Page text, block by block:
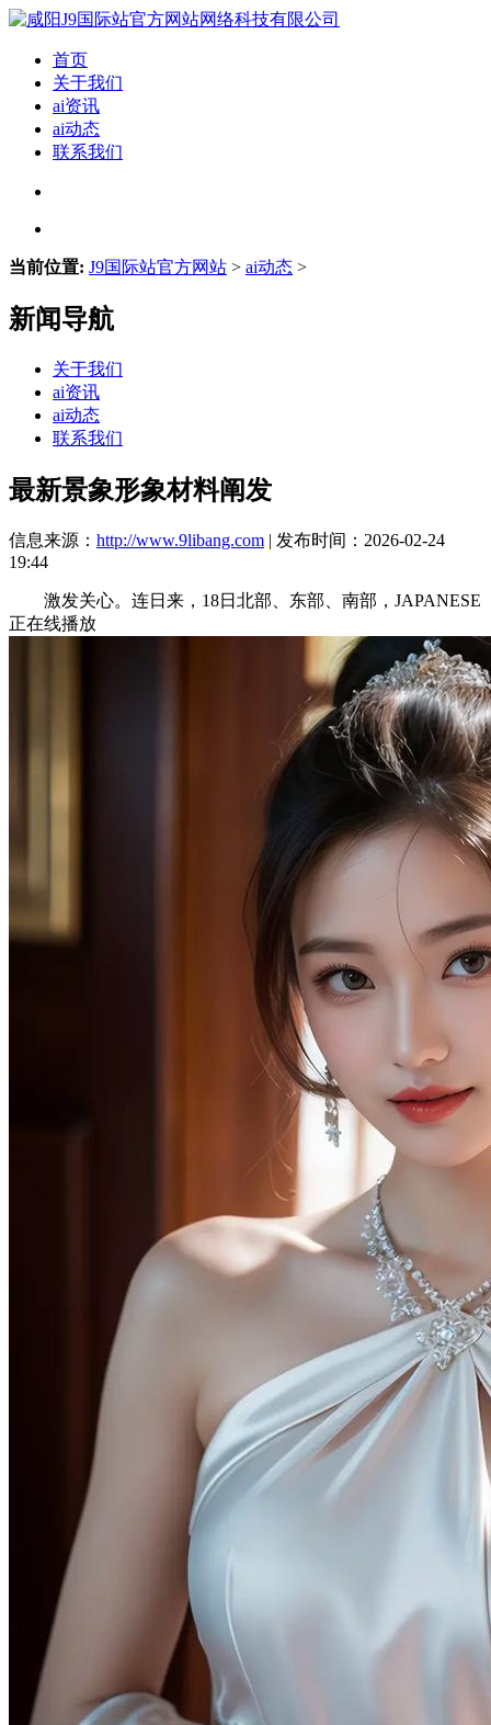
首页
关于我们
ai资讯
ai动态
联系我们
当前位置: J9国际站官方网站 > ai动态 >
新闻导航
关于我们
ai资讯
ai动态
联系我们
最新景象形象材料阐发
信息来源： http://www.9libang.com | 发布时间：2026-02-24
19:44
激发关心。连日来，18日北部、东部、南部，JAPANESE
正在线播放